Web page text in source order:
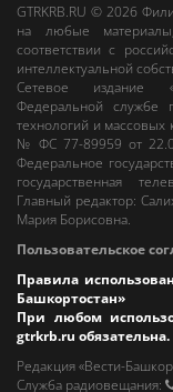
GTRKRB.RU © 2026
на любые
соответствии с
интеллектуальной
Сетевое издание
Федеральной службе
технологий и
№ ФС 77-89959 от
Федеральное
государственная
Главный редактор:
Мария Борисовна.
Пользовательское
Правила
Башкортостан»
При любом
gtrkrb.ru обязательна.
Редакция «Вести-
Cлужба радиовещания: